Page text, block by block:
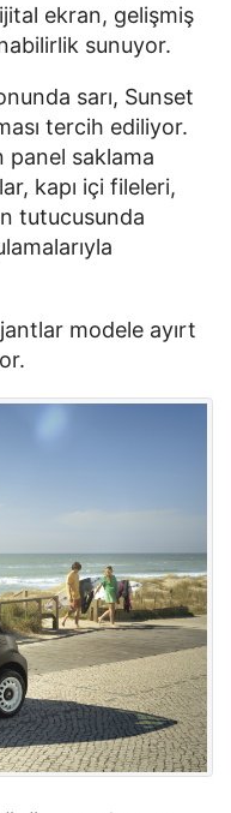
ekran, gelişmiş
sunuyor.
sarı, Sunset
tercih ediliyor.
panel saklama
kapı içi fileleri,
tutucusunda
modele ayırt